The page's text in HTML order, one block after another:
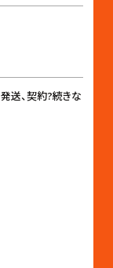
送、契約?続きな